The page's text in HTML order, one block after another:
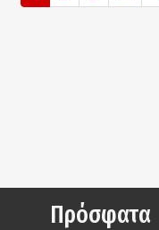
Πρόσφατα